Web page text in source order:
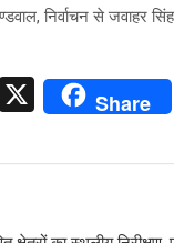
निर्वाचन से जवाहर
T
X Share